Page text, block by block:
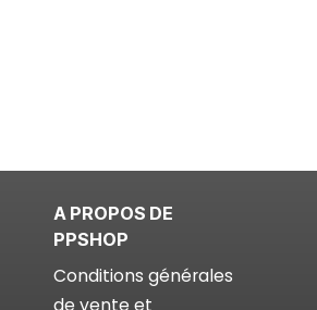
A PROPOS DE
PPSHOP
Conditions générales